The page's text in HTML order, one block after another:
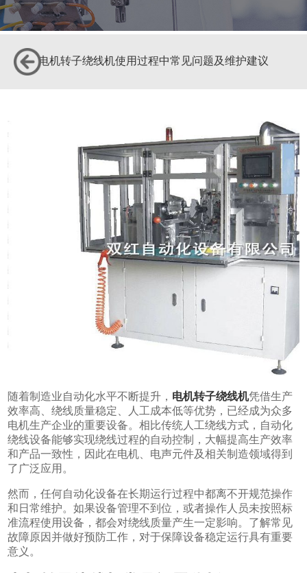
电机转子绕线机使用过程中常见问题及维护建议
随着制造业自动化水平不断提升， 电机转子绕线机凭借生产
效率高、绕线质量稳定、人工成本低等优势，已经成为众多
电机生产企业的重要设备。相比传统人工绕线方式，自动化
绕线设备能够实现绕线过程的自动控制，大幅提高生产效率
和产品一致性，因此在电机、电声元件及相关制造领域得到
了广泛应用。
然而，任何自动化设备在长期运行过程中都离不开规范操作
和日常维护。如果设备管理不到位，或者操作人员未按照标
准流程使用设备，都会对绕线质量产生一定影响。了解常见
故障原因并做好预防工作，对于保障设备稳定运行具有重要
意义。